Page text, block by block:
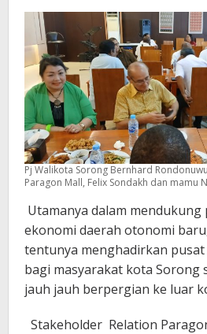
Pj Walikota Sorong Bernhard
Paragon Mall, Felix Sondakh dan mamu
Utamanya dalam
ekonomi daerah otonomi
tentunya menghadirkan
bagi masyarakat kota Sorong
jauh jauh berpergian ke luar
Stakeholder Relation